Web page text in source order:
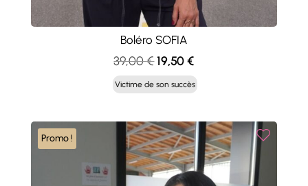
Boléro SOFIA
39,00€ Le
prix
initial
39,00 €.
19,50€Le
prix
actuel
19,50 €.
Victime de son succès
Promo !